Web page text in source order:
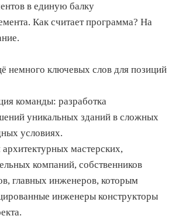
в единую балку
Как считает программа? На
немного ключевых слов для позиций
команды: разработка
уникальных зданий в сложных
условиях.
мастерских,
компаний, собственников
главных инженеров, которым
инженеры конструкторы